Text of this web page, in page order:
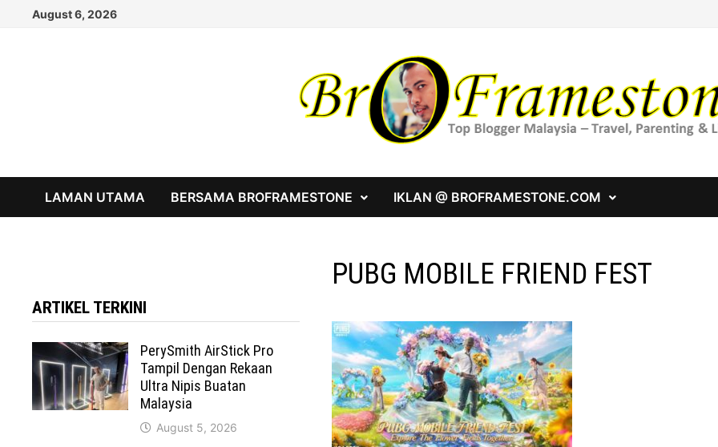
August 6, 2026
LAMAN UTAMA BERSAMA BROFRAMESTONE IKLAN @ BROFRAMESTONE.COM
PUBG MOBILE FRIEND FEST
ARTIKEL TERKINI
PerySmith AirStick Pro
Tampil Dengan Rekaan
Ultra Nipis Buatan
Malaysia
August 5, 2026